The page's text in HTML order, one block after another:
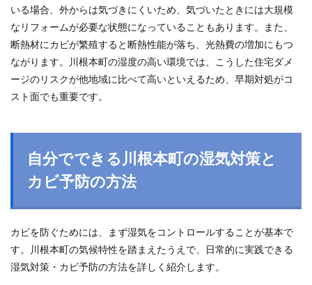
いる場合、外からは気づきにくいため、気づいたときには大規模
なリフォームが必要な状態になっていることもあります。また、
断熱材にカビが繁殖すると断熱性能が落ち、光熱費の増加にもつ
ながります。川根本町の湿度の高い環境では、こうした住宅ダメ
ージのリスクが他地域に比べて高いといえるため、早期対処がコ
スト面でも重要です。
自分でできる川根本町の湿気対策と
カビ予防の方法
カビを防ぐためには、まず湿気をコントロールすることが基本で
す。川根本町の気候特性を踏まえたうえで、日常的に実践できる
湿気対策・カビ予防の方法を詳しく紹介します。